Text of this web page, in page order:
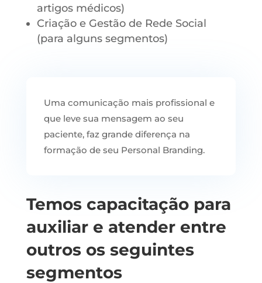
artigos médicos)
Criação e Gestão de Rede Social
(para alguns segmentos)
Uma comunicação mais profissional e
que leve sua mensagem ao seu
paciente, faz grande diferença na
formação de seu Personal Branding.
Temos capacitação para
auxiliar e atender entre
outros os seguintes
segmentos